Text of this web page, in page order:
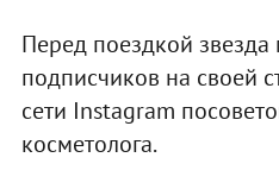
Перед поездкой звезда
подписчиков на своей
сети Instagram
косметолога.